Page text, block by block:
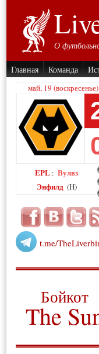
О
Главная Команда
май, 19 (воскресенье)
EPL : Вулвз
Энфилд (H)
t.me/
Бойкот
The